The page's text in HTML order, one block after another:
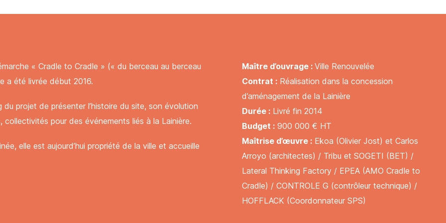
« Cradle to Cradle » (« du berceau au berceau
a été livrée début 2016.
projet de présenter l’histoire du site, son évolution
collectivités pour des événements liés à la Lainière.
elle est aujourd’hui propriété de la ville et accueille
Maître d’ouvrage : Ville Renouvelée
Contrat : Réalisation dans la concession
d’aménagement de la Lainière
Durée : Livré fin 2014
Budget : 900 000 € HT
Maîtrise d’œuvre : Ekoa (Olivier Jost) et Carlos
Arroyo (architectes) / Tribu et SOGETI (BET) /
Lateral Thinking Factory / EPEA (AMO Cradle to
Cradle) / CONTROLE G (contrôleur technique) /
HOFFLACK (Coordonnateur SPS)
et conservées dans
commerciale
et conservées dans
commerciale